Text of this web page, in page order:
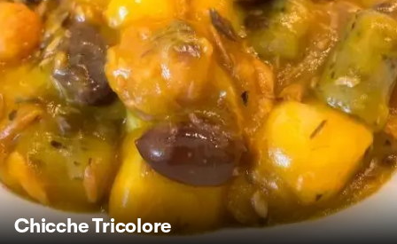
Chicche Tricolore